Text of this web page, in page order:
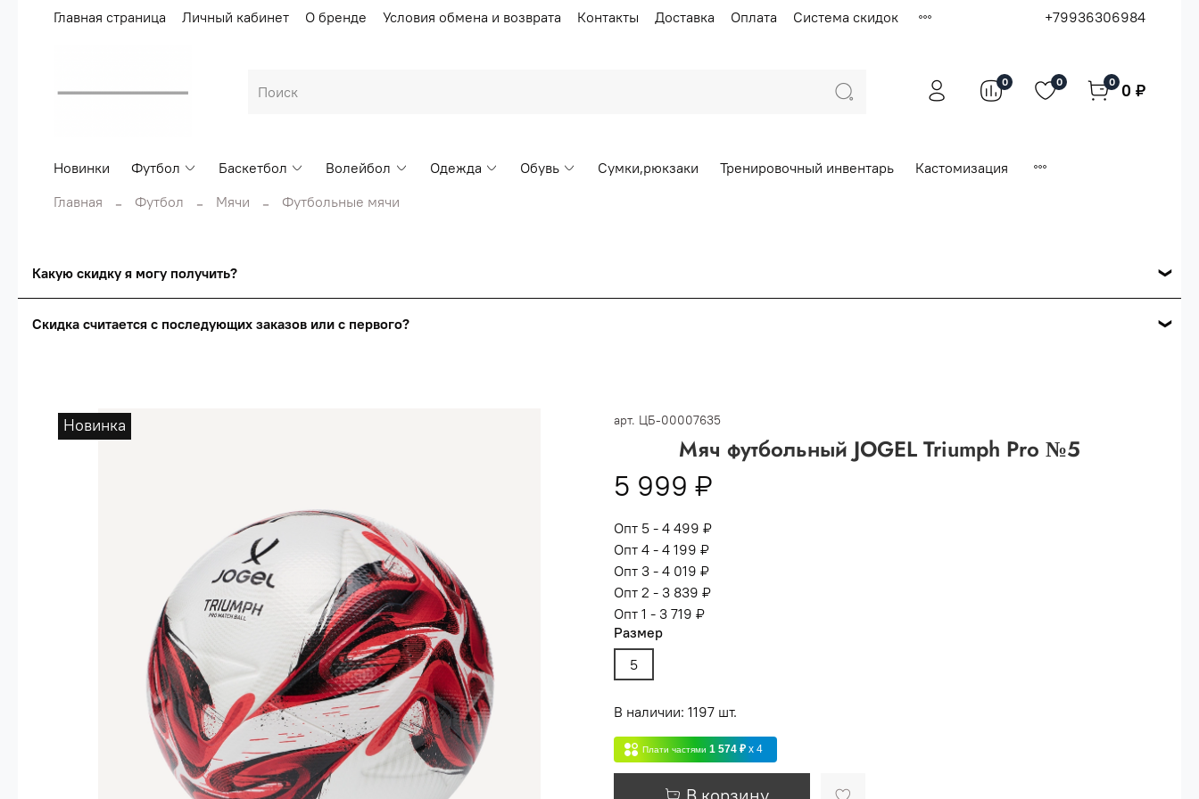
Главная страница Личный кабинет О бренде Условия обмена и возврата Контакты Доставка Оплата Система скидок +79936306984
0 0 0 0 ₽
Новинки Футбол Баскетбол Волейбол Одежда Обувь Сумки,рюкзаки Тренировочный инвентарь
Кастомизация
Главная
Футбол Мячи Футбольные мячи
Какую скидку я могу получить?
сумма всех заказов за 6 месяцев - 30.000 рублей.
- сумма всех заказов за 6 месяцев 80.000 рублей
- сумма всех заказов за 6 месяцев 200.000 рублей.
Опт 1 сумма всех заказов за 6 месяцев - 400.000 рублей.
Скидка считается с последующих заказов или с первого?
Новинка арт. ЦБ-00007635
Мяч футбольный JOGEL Triumph Pro №5
5 999 ₽
Опт 5 - 4 499 ₽
Опт 4 - 4 199 ₽
Опт 3 - 4 019 ₽
Опт 2 - 3 839 ₽
Опт 1 - 3 719 ₽
Размер
5
В наличии: 1197 шт.
Плати частями 1 574 ₽ x 4